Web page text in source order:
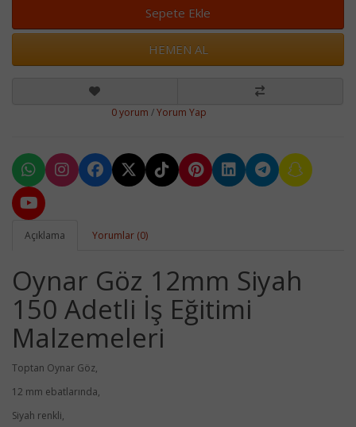
Sepete Ekle
HEMEN AL
0 yorum /Yorum Yap
Açıklama Yorumlar (0)
Oynar Göz 12mm Siyah
150 Adetli İş Eğitimi
Malzemeleri
Toptan Oynar Göz,
12 mm ebatlarında,
Siyah renkli,